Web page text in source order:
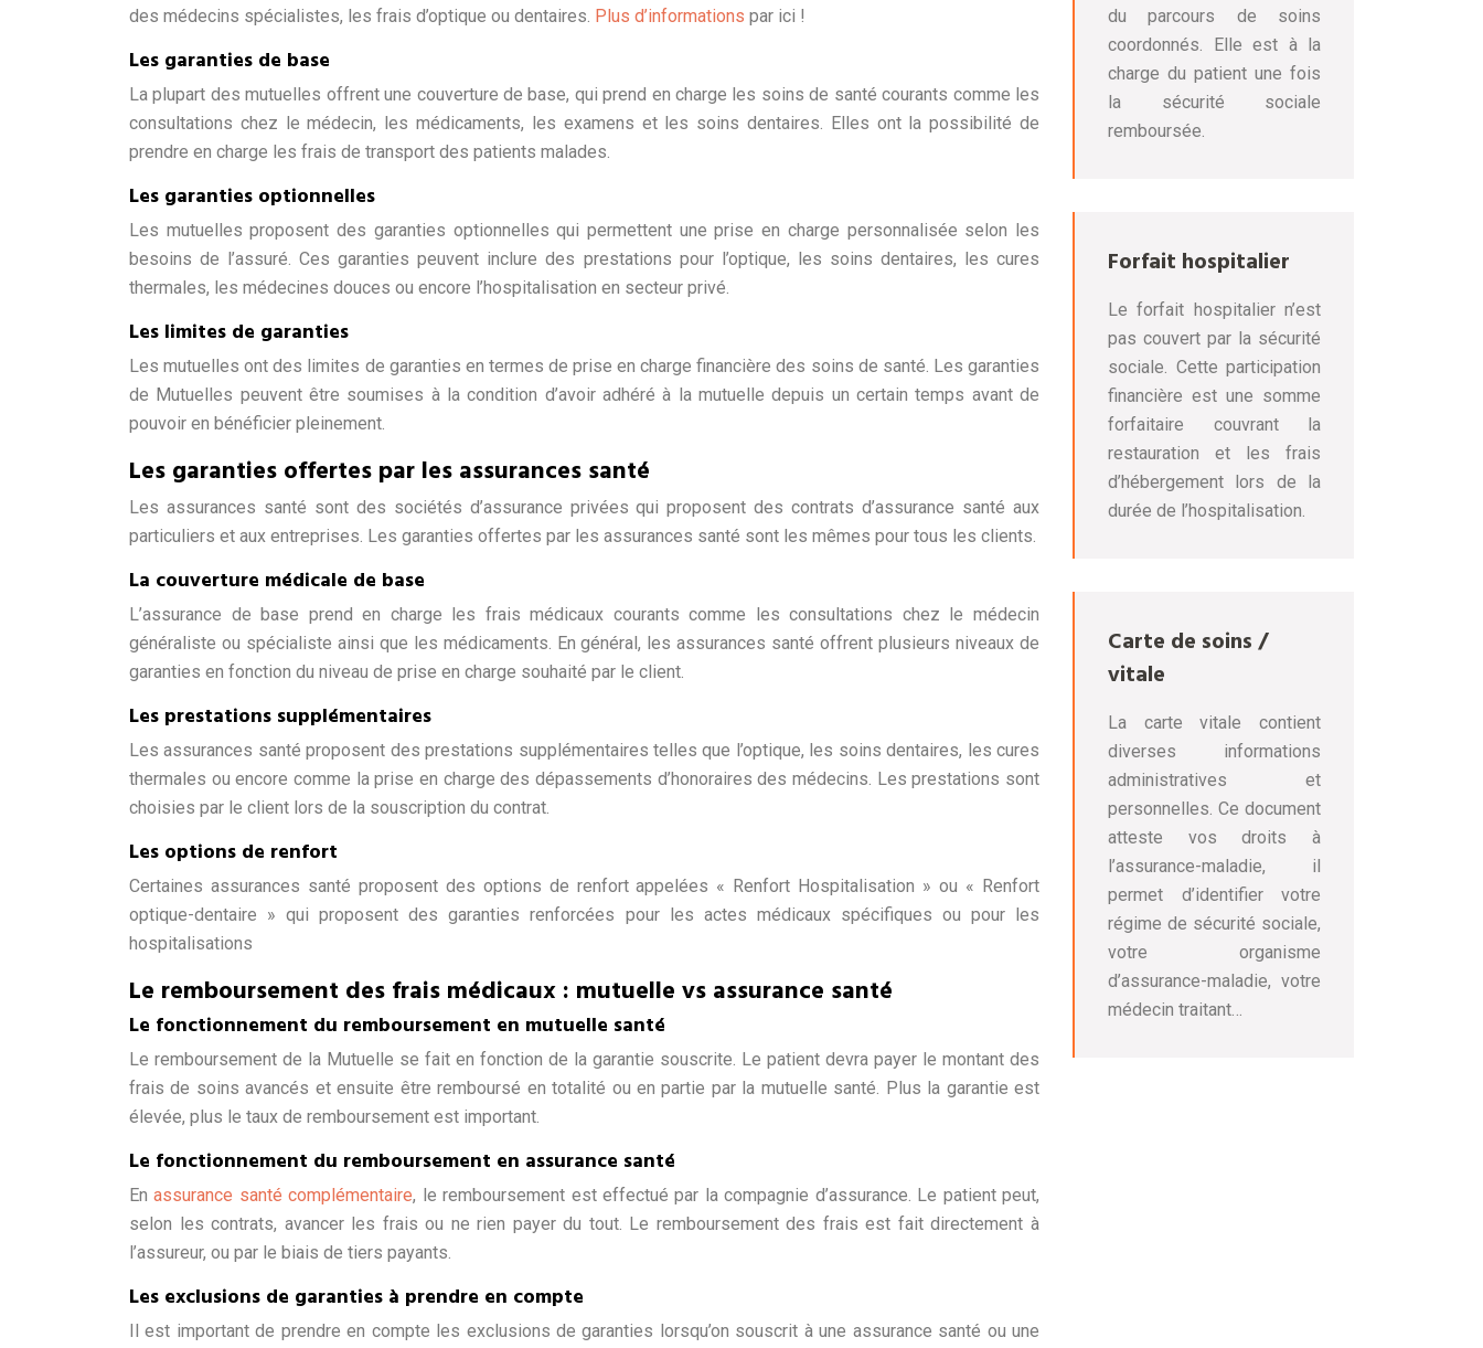
des médecins spécialistes, les frais d’optique ou dentaires. Plus d’informations par ici !
Les garanties de base
La plupart des mutuelles offrent une couverture de base, qui prend en charge les soins de santé courants comme les
consultations chez le médecin, les médicaments, les examens et les soins dentaires. Elles ont la possibilité de
prendre en charge les frais de transport des patients malades.
Les garanties optionnelles
Les mutuelles proposent des garanties optionnelles qui permettent une prise en charge personnalisée selon les
besoins de l’assuré. Ces garanties peuvent inclure des prestations pour l’optique, les soins dentaires, les cures
thermales, les médecines douces ou encore l’hospitalisation en secteur privé.
Les limites de garanties
Les mutuelles ont des limites de garanties en termes de prise en charge financière des soins de santé. Les garanties
de Mutuelles peuvent être soumises à la condition d’avoir adhéré à la mutuelle depuis un certain temps avant de
pouvoir en bénéficier pleinement.
Les garanties offertes par les assurances santé
Les assurances santé sont des sociétés d’assurance privées qui proposent des contrats d’assurance santé aux
particuliers et aux entreprises. Les garanties offertes par les assurances santé sont les mêmes pour tous les clients.
La couverture médicale de base
L’assurance de base prend en charge les frais médicaux courants comme les consultations chez le médecin
généraliste ou spécialiste ainsi que les médicaments. En général, les assurances santé offrent plusieurs niveaux de
garanties en fonction du niveau de prise en charge souhaité par le client.
Les prestations supplémentaires
Les assurances santé proposent des prestations supplémentaires telles que l’optique, les soins dentaires, les cures
thermales ou encore comme la prise en charge des dépassements d’honoraires des médecins. Les prestations sont
choisies par le client lors de la souscription du contrat.
Les options de renfort
Certaines assurances santé proposent des options de renfort appelées « Renfort Hospitalisation » ou « Renfort
optique-dentaire » qui proposent des garanties renforcées pour les actes médicaux spécifiques ou pour les
hospitalisations
Le remboursement des frais médicaux : mutuelle vs assurance santé
Le fonctionnement du remboursement en mutuelle santé
Le remboursement de la Mutuelle se fait en fonction de la garantie souscrite. Le patient devra payer le montant des
frais de soins avancés et ensuite être remboursé en totalité ou en partie par la mutuelle santé. Plus la garantie est
élevée, plus le taux de remboursement est important.
Le fonctionnement du remboursement en assurance santé
Enassurance santé complémentaire, le remboursement est effectué par la compagnie d’assurance. Le patient peut,
selon les contrats, avancer les frais ou ne rien payer du tout. Le remboursement des frais est fait directement à
l’assureur, ou par le biais de tiers payants.
Les exclusions de garanties à prendre en compte
Il est important de prendre en compte les exclusions de garanties lorsqu’on souscrit à une assurance santé ou une
du parcours de soins
coordonnés. Elle est à la
charge du patient une fois
la sécurité sociale
remboursée.
Forfait hospitalier
Le forfait hospitalier n’est
pas couvert par la sécurité
sociale. Cette participation
financière est une somme
forfaitaire couvrant la
restauration et les frais
d’hébergement lors de la
durée de l’hospitalisation.
Carte de soins /
vitale
La carte vitale contient
diverses informations
administratives et
personnelles. Ce document
atteste vos droits à
l’assurance-maladie, il
permet d’identifier votre
régime de sécurité sociale,
votre organisme
d’assurance-maladie, votre
médecin traitant…